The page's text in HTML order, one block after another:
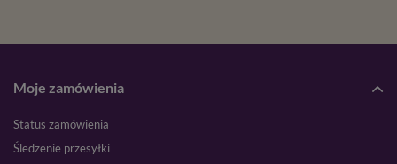
Moje zamówienia
Status zamówienia
Śledzenie przesyłki